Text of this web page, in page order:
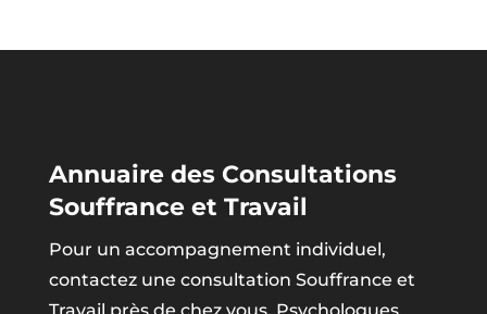
Annuaire des Consultations
Souffrance et Travail
Pour un accompagnement individuel,
contactez une consultation Souffrance et